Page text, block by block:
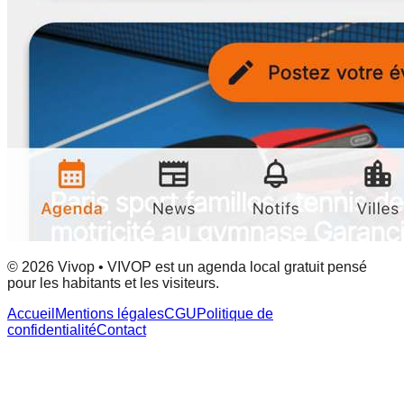
© 2026 Vivop • VIVOP est un agenda local gratuit pensé
pour les habitants et les visiteurs.
Accueil Mentions légalesCGUPolitique de
confidentialitéContact